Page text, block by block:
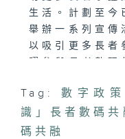
生活。計劃至今
舉辦一系列宣傳
以吸引更多長者
望提升自己的
碼社會。
Tag: 數字政
識」長者數碼共
碼共融